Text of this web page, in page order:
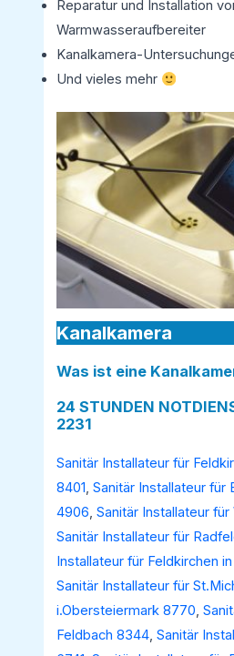
Reparatur und Installation
Warmwasseraufbereiter
Kanalkamera-
Und vieles mehr
Kanalkamera
Was ist eine
24 STUNDEN
2231
Sanitär Installateur für
8401,Sanitär Installateur für
4906,Sanitär Installateur
Sanitär Installateur für
Installateur für Feldkirchen
Sanitär Installateur für
i.Obersteiermark 8770,
Feldbach 8344,Sanitär